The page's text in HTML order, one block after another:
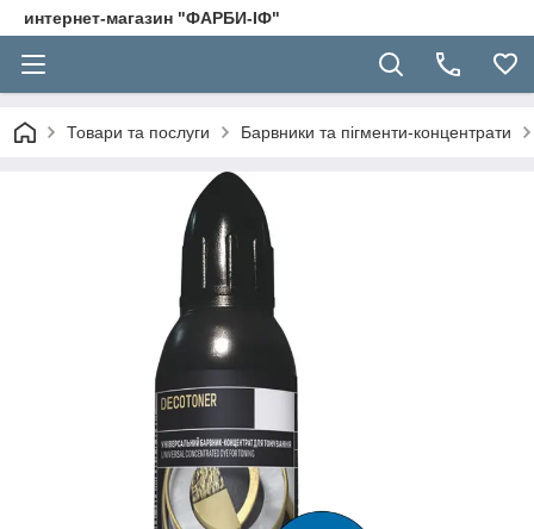
интернет-магазин "ФАРБИ-ІФ"
Товари та послуги Барвники та пігменти-концентрати